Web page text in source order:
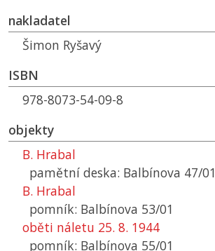
nakladatel
Šimon Ryšavý
ISBN
978-8073-54-09-8
objekty
B. Hrabal
pamětní deska: Balbínova 47/01
B. Hrabal
pomník: Balbínova 53/01
oběti náletu 25. 8. 1944
pomník: Balbínova 55/01